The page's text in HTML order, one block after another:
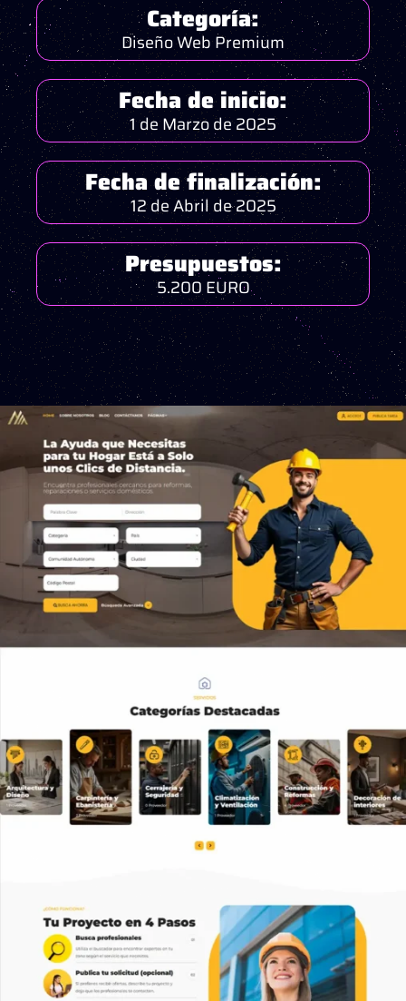
Categoría:
Diseño Web Premium
Fecha de inicio:
1 de Marzo de 2025
Fecha de finalización:
12 de Abril de 2025
Presupuestos:
5.200 EURO